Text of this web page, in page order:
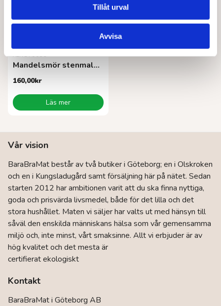
Tillåt urval
Avvisa
alternativen
väljas
på
ALIVE FOODS
Mandelsmör stenmalet EKO 260 g
160,00kr
Läs mer
Vår vision
BaraBraMat består av två butiker i Göteborg; en i Olskroken
och en i Kungsladugård samt försäljning här på nätet. Sedan
starten 2012 har ambitionen varit att du ska finna nyttiga,
goda och prisvärda livsmedel, både för det lilla och det
stora hushållet. Maten vi säljer har valts ut med hänsyn till
såväl den enskilda människans hälsa som vår gemensamma
miljö och, inte minst, vårt smaksinne. Allt vi erbjuder är av
hög kvalitet och det mesta är
certifierat ekologiskt
Kontakt
BaraBraMat i Göteborg AB